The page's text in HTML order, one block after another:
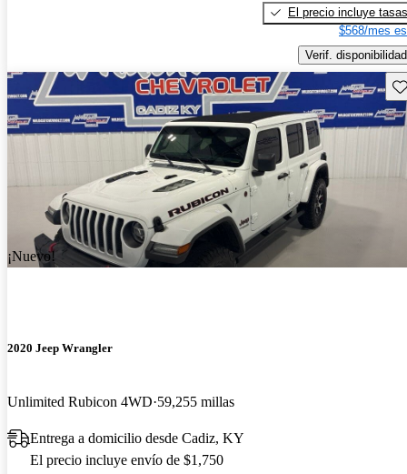
El precio incluye tasas
$568/mes
Verif. disponibilidad
¡Nuevo!
2020 Jeep Wrangler
Unlimited Rubicon 4WD 59,255 millas
Entrega a domicilio desde Cadiz, KY
El precio incluye envío de $1,750